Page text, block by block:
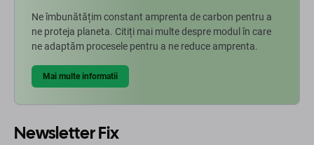
Ne îmbunătățim constant amprenta de carbon pentru a
ne proteja planeta. Citiți mai multe despre modul în care
ne adaptăm procesele pentru a ne reduce amprenta.
Mai multe informatii
Newsletter Fix